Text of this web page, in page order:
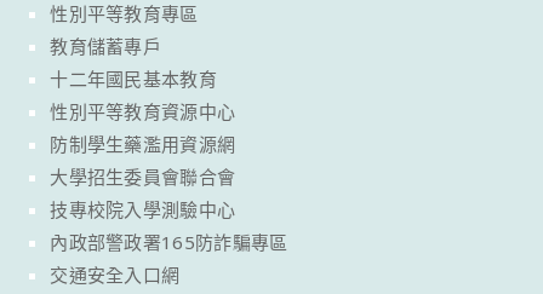
性別平等教育專區
教育儲蓄專戶
十二年國民基本教育
性別平等教育資源中心
防制學生藥濫用資源網
大學招生委員會聯合會
技專校院入學測驗中心
內政部警政署165防詐騙專區
交通安全入口網